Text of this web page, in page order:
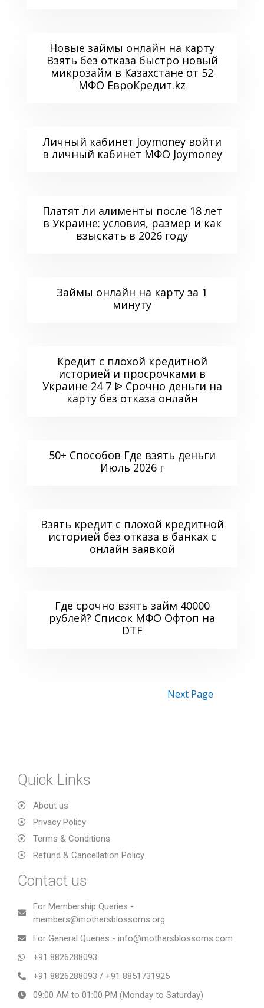
Новые займы онлайн на карту
Взять без отказа быстро новый
микрозайм в Казахстане от 52
МФО ЕвроКредит.kz
Личный кабинет Joymoney войти
в личный кабинет МФО Joymoney
Платят ли алименты после 18 лет
в Украине: условия, размер и как
взыскать в 2026 году
Займы онлайн на карту за 1
минуту
Кредит с плохой кредитной
историей и просрочками в
Украине 24 7 ᐉ Срочно деньги на
карту без отказа онлайн
50+ Способов Где взять деньги
Июль 2026 г
Взять кредит с плохой кредитной
историей без отказа в банках с
онлайн заявкой
Где срочно взять займ 40000
рублей? Список МФО Офтоп на
DTF
Next Page
Quick Links
About us
Privacy Policy
Terms & Conditions
Refund & Cancellation Policy
Contact us
For Membership Queries -
members@mothersblossoms.org
For General Queries - info@mothersblossoms.com
+91 8826288093
+91 8826288093 / +91 8851731925
09:00 AM to 01:00 PM (Monday to Saturday)